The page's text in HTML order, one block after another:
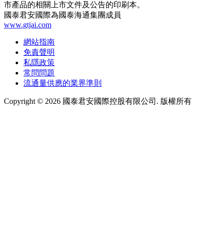
市產品的相關上市文件及公告的印刷本。
國泰君安國際為國泰海通集團成員
www.gtjai.com
網站指南
免責聲明
私隱政策
常問問題
流通量供應的業界準則
Copyright © 2026 國泰君安國際控股有限公司. 版權所有